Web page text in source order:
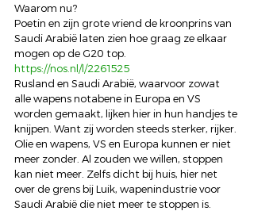
Waarom nu?
Poetin en zijn grote vriend de kroonprins van
Saudi Arabië laten zien hoe graag ze elkaar
mogen op de G20 top.
https://nos.nl/l/2261525
Rusland en Saudi Arabië, waarvoor zowat
alle wapens notabene in Europa en VS
worden gemaakt, lijken hier in hun handjes te
knijpen. Want zij worden steeds sterker, rijker.
Olie en wapens, VS en Europa kunnen er niet
meer zonder. Al zouden we willen, stoppen
kan niet meer. Zelfs dicht bij huis, hier net
over de grens bij Luik, wapenindustrie voor
Saudi Arabië die niet meer te stoppen is.